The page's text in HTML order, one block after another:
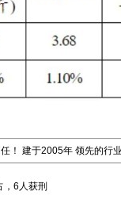
建于2005年 领先的行
，6人获刑